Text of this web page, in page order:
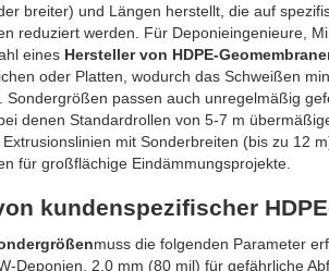
breiter) und Längen herstellt, die auf
reduziert werden. Für Deponieingenieure,
eines Hersteller von HDPE-
oder Platten, wodurch das Schweißen
passen auch unregelmäßig
denen Standardrollen von 5-7 m
mit Sonderbreiten (bis zu 12
für großflächige Eindämmungsprojekte.
kundenspezifischer
muss die folgenden Parameter
Deponien. 2,0 mm (80 mil) für gefährliche